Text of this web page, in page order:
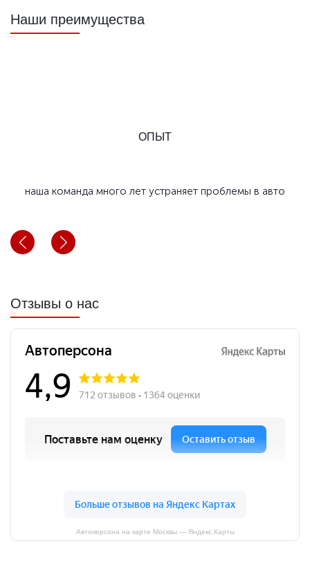
Наши преимущества
ОПЫТ
наша команда много лет устраняет проблемы в авто
Отзывы о нас
Автоперсона на карте Москвы — Яндекс.Карты